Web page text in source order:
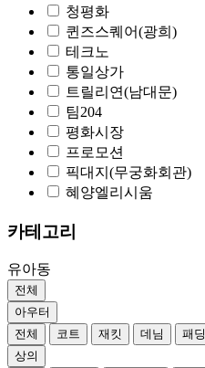
청평화
퀸즈스퀘어(광희)
테크노
통일상가
트릴리연(남대문)
팀204
평화시장
프로모션
픽대지(무궁화회관)
혜양엘리시움
카테고리
유아동
전체
아우터
전체
코트 재킷 데님 패딩
상의